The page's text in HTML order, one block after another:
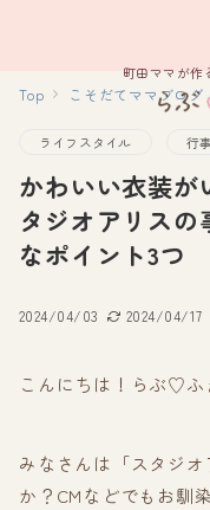
町田ママが作
Top こそだてママブログ
ライフスタイル 行事
かわいい衣装が
タジオアリス
なポイント3つ
2024/04/03 2024/04/17
こんにちは！らぶ♡ふ
みなさんは「スタジ
か？CMなどでもお馴